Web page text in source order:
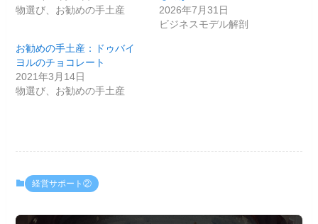
物選び、お勧めの手土産
2026年7月31日
ビジネスモデル解剖
お勧めの手土産：ドゥバイ
ヨルのチョコレート
2021年3月14日
物選び、お勧めの手土産
経営サポート②